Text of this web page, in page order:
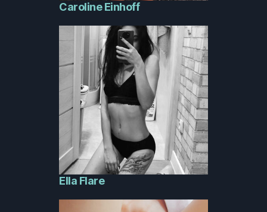
Caroline Einhoff
Ella Flare